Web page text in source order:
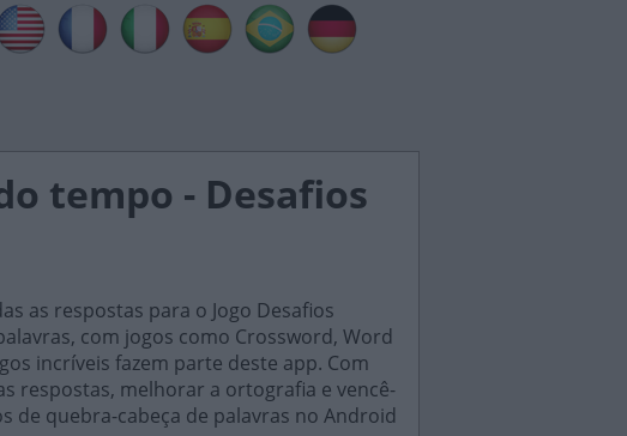
tempo - Desafios
as respostas para o Jogo Desafios
com jogos como Crossword, Word
incríveis fazem parte deste app. Com
respostas, melhorar a ortografia e vencê-
de quebra-cabeça de palavras no Android